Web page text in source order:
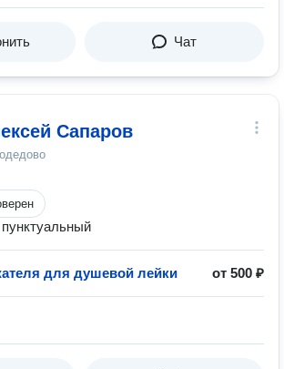
Чат
Сапаров
для душевой лейки от 500 ₽